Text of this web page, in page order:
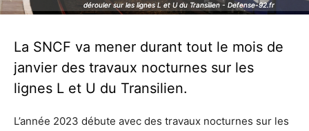
dérouler sur les lignes L et U du Transilien - Defense-92.fr
dérouler sur les lignes L et U du Transilien - Defense-92.fr
La SNCF va mener durant tout le mois de
janvier des travaux nocturnes sur les
lignes L et U du Transilien.
L’année 2023 débute avec des travaux nocturnes sur les